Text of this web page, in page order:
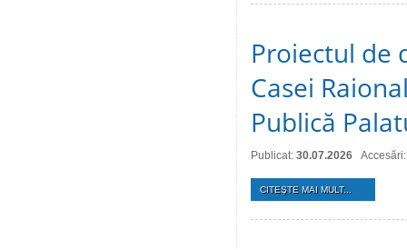
Proiectul de
Casei
Publică
Publicat: 30.07.2026
CITEŞTE MAI MULT...